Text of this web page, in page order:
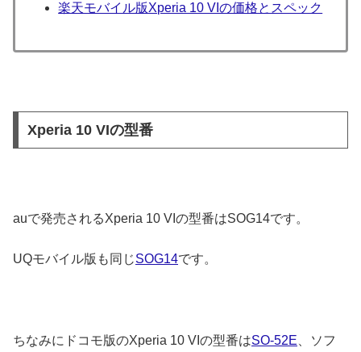
楽天モバイル版Xperia 10 VIの価格とスペック
Xperia 10 VIの型番
auで発売されるXperia 10 VIの型番はSOG14です。
UQモバイル版も同じSOG14です。
ちなみにドコモ版のXperia 10 VIの型番はSO-52E 、ソフ